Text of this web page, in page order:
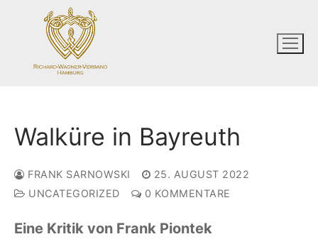
springen
Walküre in Bayreuth
FRANK SARNOWSKI
25. AUGUST 2022
UNCATEGORIZED
0 KOMMENTARE
Eine Kritik von Frank Piontek